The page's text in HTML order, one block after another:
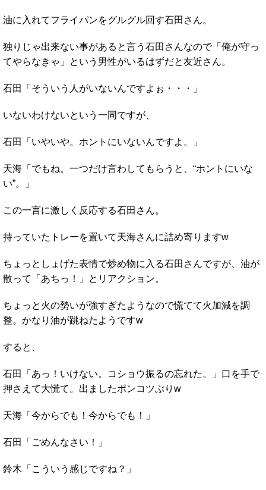
油に入れてフライパンをグルグル回す石田さん。
独りじゃ出来ない事があると言う石田さんなので「俺が守っ
てやらなきゃ」という男性がいるはずだと友近さん。
石田「そういう人がいないんですよぉ・・・」
いないわけないという一同ですが、
石田「いやいや。ホントにいないんですよ。」
天海「でもね。一つだけ言わしてもらうと、“ホントにいな
い”。」
この一言に激しく反応する石田さん。
持っていたトレーを置いて天海さんに詰め寄りますw
ちょっとしょげた表情で炒め物に入る石田さんですが、油が
散って「あちっ！」とリアクション。
ちょっと火の勢いが強すぎたようなので慌てて火加減を調
整。かなり油が跳ねたようですw
すると、
石田「あっ！いけない。コショウ振るの忘れた。」口を手で
押さえて大慌て。出ましたポンコツぶりw
天海「今からでも！今からでも！」
石田「ごめんなさい！」
鈴木「こういう感じですね？」